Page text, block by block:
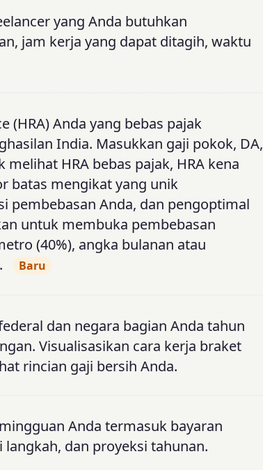
yang Anda butuhkan
jam kerja yang dapat ditagih, waktu
(HRA) Anda yang bebas pajak
India. Masukkan gaji pokok, DA,
HRA bebas pajak, HRA kena
batas mengikat yang unik
pembebasan Anda, dan pengoptimal
untuk membuka pembebasan
(40%), angka bulanan atau
Baru
dan negara bagian Anda tahun
Visualisasikan cara kerja braket
rincian gaji bersih Anda.
Anda termasuk bayaran
dan proyeksi tahunan.